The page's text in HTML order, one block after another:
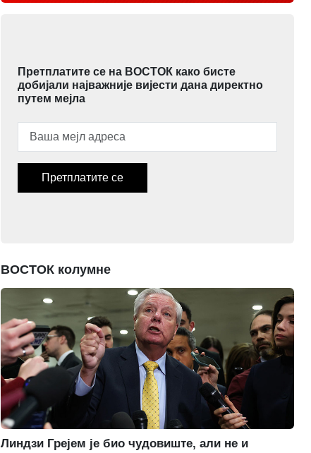
Претплатите се на ВОСТОК како бисте
добијали најважније вијести дана директно
путем мејла
Претплатите се
ВОСТОК колумне
Линдзи Грејем је био чудовиште, али не и